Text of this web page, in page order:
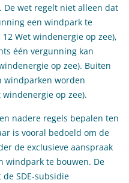
De wet regelt niet alleen dat
een windpark te
Wet windenergie op zee),
één vergunning kan
op zee). Buiten
windparken worden
op zee).
nadere regels bepalen ten
is vooral bedoeld om de
de exclusieve aanspraak
windpark te bouwen. De
SDE-subsidie